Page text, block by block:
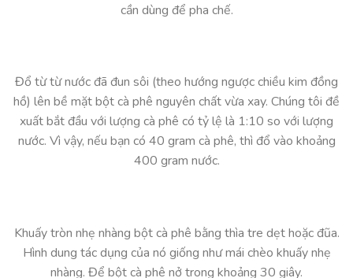
cần dùng để pha chế.
Đổ từ từ nước đã đun sôi (theo hướng ngược chiều kim đồng
hồ) lên bề mặt bột cà phê nguyên chất vừa xay. Chúng tôi đề
xuất bắt đầu với lượng cà phê có tỷ lệ là 1:10 so với lượng
nước. Vì vậy, nếu bạn có 40 gram cà phê, thì đổ vào khoảng
400 gram nước.
Khuấy tròn nhẹ nhàng bột cà phê bằng thìa tre dẹt hoặc đũa.
Hình dung tác dụng của nó giống như mái chèo khuấy nhẹ
nhàng. Để bột cà phê nở trong khoảng 30 giây.